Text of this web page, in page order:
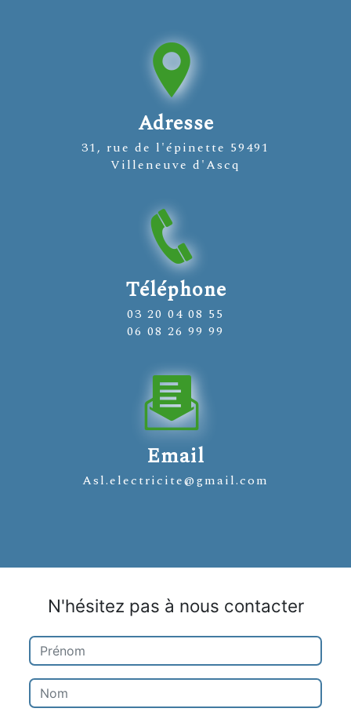
Adresse
31, rue de l'épinette 59491
Villeneuve d'Ascq
Téléphone
03 20 04 08 55
06 08 26 99 99
Email
asl.electricite@gmail.com
N'hésitez pas à nous contacter